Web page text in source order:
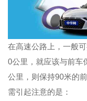
在高速公路上，一般
0公里，就应该与前车
公里，则保持90米的
需引起注意的是：